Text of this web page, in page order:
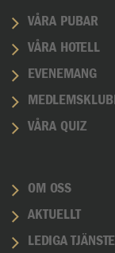
VÅRA PUBAR
VÅRA HOTELL
EVENEMANG
VÅRA QUIZ
OM OSS
AKTUELLT
LEDIGA